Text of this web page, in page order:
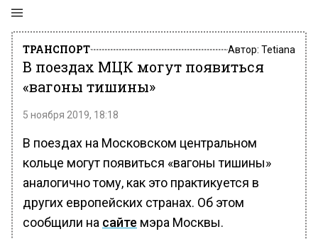
ТРАНСПОРТ Автор: Tetiana
В поездах МЦК могут появиться
«вагоны тишины»
5 ноября 2019, 18:18
В поездах на Московском центральном
кольце могут появиться «вагоны тишины»
аналогично тому, как это практикуется в
других европейских странах. Об этом
сообщили на сайте мэра Москвы.